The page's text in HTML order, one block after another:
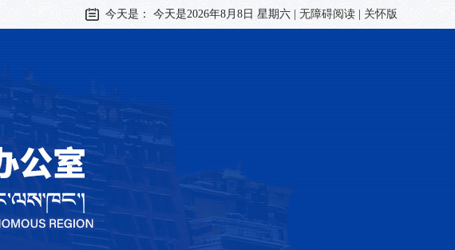
今天是： 今天是2026年8月8日 星期六 无障碍阅读 关怀版